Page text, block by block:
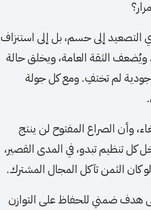
التصعيد إلى حسم، بل إلى استنزاف
ويُضعف الثقة العامة، ويخلق حالة
لم تختفِ. ومع كل جولة
وأن الصراع المفتوح لن ينتج
كل تنظيم تبدو، في المدى القصير،
كان الثمن تآكل المجال المشترك.
هدف ضمني للحفاظ على التوازن